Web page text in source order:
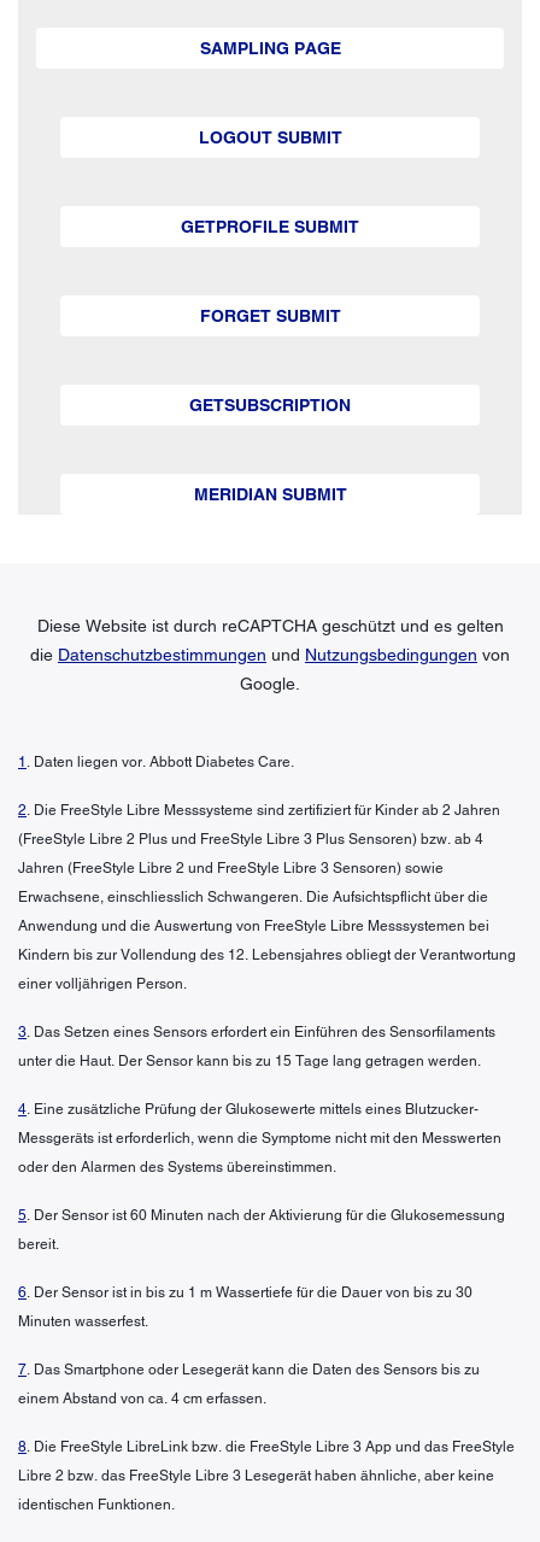
SAMPLING PAGE
LOGOUT SUBMIT
GETPROFILE SUBMIT
FORGET SUBMIT
GETSUBSCRIPTION
MERIDIAN SUBMIT
Diese Website ist durch reCAPTCHA geschützt und es gelten
die Datenschutzbestimmungen und Nutzungsbedingungen von
Google.
1 . Daten liegen vor. Abbott Diabetes Care.
2. Die FreeStyle Libre Messsysteme sind zertifiziert für Kinder ab 2 Jahren
(FreeStyle Libre 2 Plus und FreeStyle Libre 3 Plus Sensoren) bzw. ab 4
Jahren (FreeStyle Libre 2 und FreeStyle Libre 3 Sensoren) sowie
Erwachsene, einschliesslich Schwangeren. Die Aufsichtspflicht über die
Anwendung und die Auswertung von FreeStyle Libre Messsystemen bei
Kindern bis zur Vollendung des 12. Lebensjahres obliegt der Verantwortung
einer volljährigen Person.
3. Das Setzen eines Sensors erfordert ein Einführen des Sensorfilaments
unter die Haut. Der Sensor kann bis zu 15 Tage lang getragen werden.
4. Eine zusätzliche Prüfung der Glukosewerte mittels eines Blutzucker-
Messgeräts ist erforderlich, wenn die Symptome nicht mit den Messwerten
oder den Alarmen des Systems übereinstimmen.
5. Der Sensor ist 60 Minuten nach der Aktivierung für die Glukosemessung
bereit.
6. Der Sensor ist in bis zu 1 m Wassertiefe für die Dauer von bis zu 30
Minuten wasserfest.
7. Das Smartphone oder Lesegerät kann die Daten des Sensors bis zu
einem Abstand von ca. 4 cm erfassen.
8. Die FreeStyle LibreLink bzw. die FreeStyle Libre 3 App und das FreeStyle
Libre 2 bzw. das FreeStyle Libre 3 Lesegerät haben ähnliche, aber keine
identischen Funktionen.